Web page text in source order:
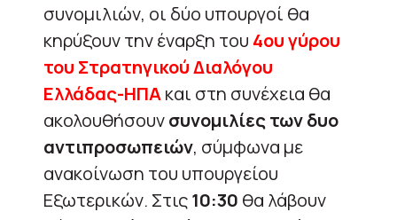
συνομιλιών, οι δύο υπουργοί θα
κηρύξουν την έναρξη του 4ου γύρου
του Στρατηγικού Διαλόγου
Ελλάδας-ΗΠΑκαι στη συνέχεια θα
ακολουθήσουνσυνομιλίες των δυο
αντιπροσωπειών, σύμφωνα με
ανακοίνωση του υπουργείου
Εξωτερικών. Στις10:30 θα λάβουν